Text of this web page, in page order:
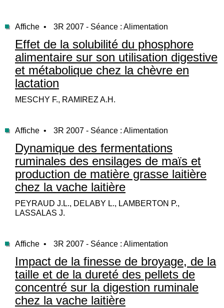
Affiche • 3R 2007 - Séance : Alimentation
Effet de la solubilité du phosphore
alimentaire sur son utilisation digestive
et métabolique chez la chèvre en
lactation
MESCHY F., RAMIREZ A.H.
Affiche • 3R 2007 - Séance : Alimentation
Dynamique des fermentations
ruminales des ensilages de maïs et
production de matière grasse laitière
chez la vache laitière
PEYRAUD J.L., DELABY L., LAMBERTON P.,
LASSALAS J.
Affiche • 3R 2007 - Séance : Alimentation
Impact de la finesse de broyage, de la
taille et de la dureté des pellets de
concentré sur la digestion ruminale
chez la vache laitière